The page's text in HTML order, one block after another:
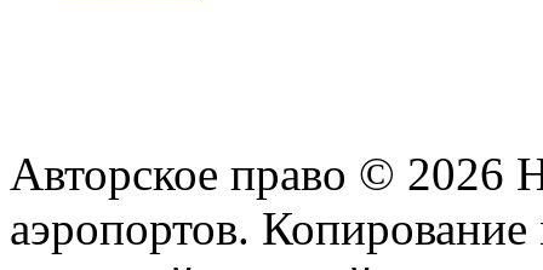
Авторское право © 2026
аэропортов.